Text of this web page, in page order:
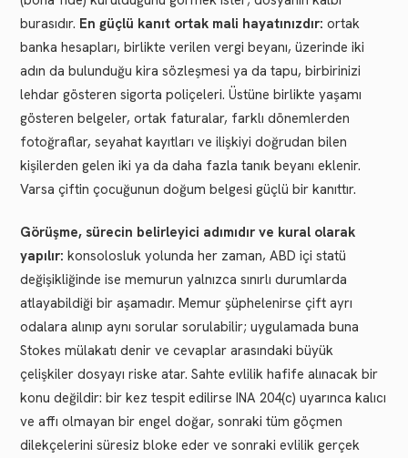
burasıdır. En güçlü kanıt ortak mali hayatınızdır: ortak
banka hesapları, birlikte verilen vergi beyanı, üzerinde iki
adın da bulunduğu kira sözleşmesi ya da tapu, birbirinizi
lehdar gösteren sigorta poliçeleri. Üstüne birlikte yaşamı
gösteren belgeler, ortak faturalar, farklı dönemlerden
fotoğraflar, seyahat kayıtları ve ilişkiyi doğrudan bilen
kişilerden gelen iki ya da daha fazla tanık beyanı eklenir.
Varsa çiftin çocuğunun doğum belgesi güçlü bir kanıttır.
Görüşme, sürecin belirleyici adımıdır ve kural olarak
yapılır: konsolosluk yolunda her zaman, ABD içi statü
değişikliğinde ise memurun yalnızca sınırlı durumlarda
atlayabildiği bir aşamadır. Memur şüphelenirse çift ayrı
odalara alınıp aynı sorular sorulabilir; uygulamada buna
Stokes mülakatı denir ve cevaplar arasındaki büyük
çelişkiler dosyayı riske atar. Sahte evlilik hafife alınacak bir
konu değildir: bir kez tespit edilirse INA 204(c) uyarınca kalıcı
ve affı olmayan bir engel doğar, sonraki tüm göçmen
dilekçelerini süresiz bloke eder ve sonraki evlilik gerçek